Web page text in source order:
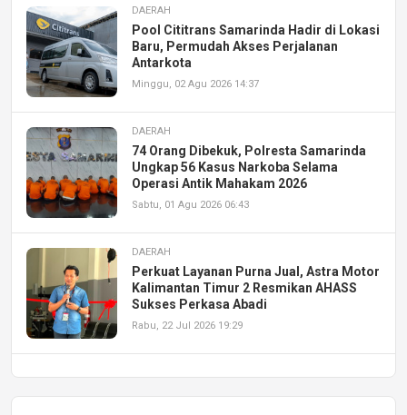
DAERAH
Pool Cititrans Samarinda Hadir di Lokasi
Baru, Permudah Akses Perjalanan
Antarkota
Minggu, 02 Agu 2026 14:37
DAERAH
74 Orang Dibekuk, Polresta Samarinda
Ungkap 56 Kasus Narkoba Selama
Operasi Antik Mahakam 2026
Sabtu, 01 Agu 2026 06:43
DAERAH
Perkuat Layanan Purna Jual, Astra Motor
Kalimantan Timur 2 Resmikan AHASS
Sukses Perkasa Abadi
Rabu, 22 Jul 2026 19:29